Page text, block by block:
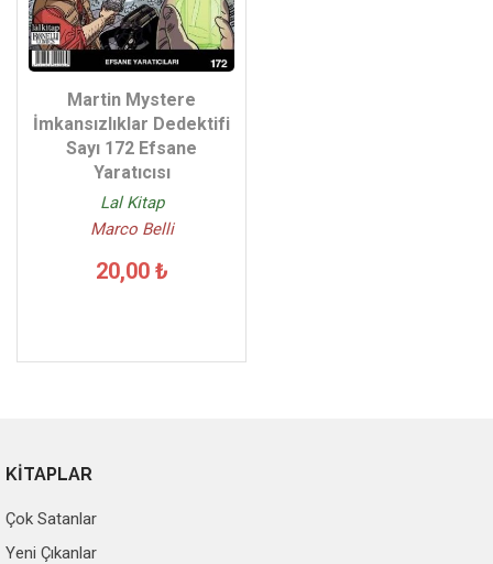
Martin Mystere
İmkansızlıklar Dedektifi
Sayı 172 Efsane
Yaratıcısı
Lal Kitap
Marco Belli
20,00 ₺
KİTAPLAR
Çok Satanlar
Yeni Çıkanlar